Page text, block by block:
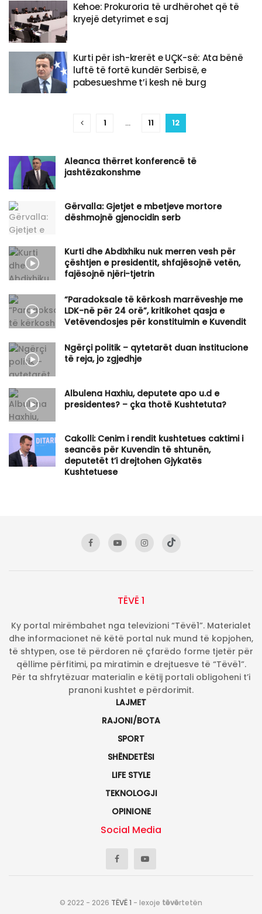
Kehoe: Prokuroria të urdhërohet që të
kryejë detyrimet e saj
Kurti për ish-krerët e UÇK-së: Ata bënë
luftë të fortë kundër Serbisë, e
pabesueshme t’i kesh në burg
1 … 11 12
Aleanca thërret konferencë të
jashtëzakonshme
Gërvalla: Gjetjet e mbetjeve mortore
dëshmojnë gjenocidin serb
Kurti dhe Abdixhiku nuk merren vesh për
çështjen e presidentit, shfajësojnë vetën,
fajësojnë njëri-tjetrin
“Paradoksale të kërkosh marrëveshje me
LDK-në për 24 orë”, kritikohet qasja e
Vetëvendosjes për konstituimin e Kuvendit
Ngërçi politik – qytetarët duan institucione
të reja, jo zgjedhje
Albulena Haxhiu, deputete apo u.d e
presidentes? – çka thotë Kushtetuta?
Cakolli: Cenim i rendit kushtetues caktimi i
seancës për Kuvendin të shtunën,
deputetët t’i drejtohen Gjykatës
Kushtetuese
TËVË 1
Ky portal mirëmbahet nga televizioni “Tëvë1”. Materialet
dhe informacionet në këtë portal nuk mund të kopjohen,
të shtypen, ose të përdoren në çfarëdo forme tjetër për
qëllime përfitimi, pa miratimin e drejtuesve të “Tëvë1”.
Për ta shfrytëzuar materialin e këtij portali obligoheni t’i
pranoni kushtet e përdorimit.
LAJMET
RAJONI/BOTA
SPORT
SHËNDETËSI
LIFE STYLE
TEKNOLOGJI
OPINIONE
Social Media
© 2022 - 2026 TËVË 1 - lexoje tëvërtetën